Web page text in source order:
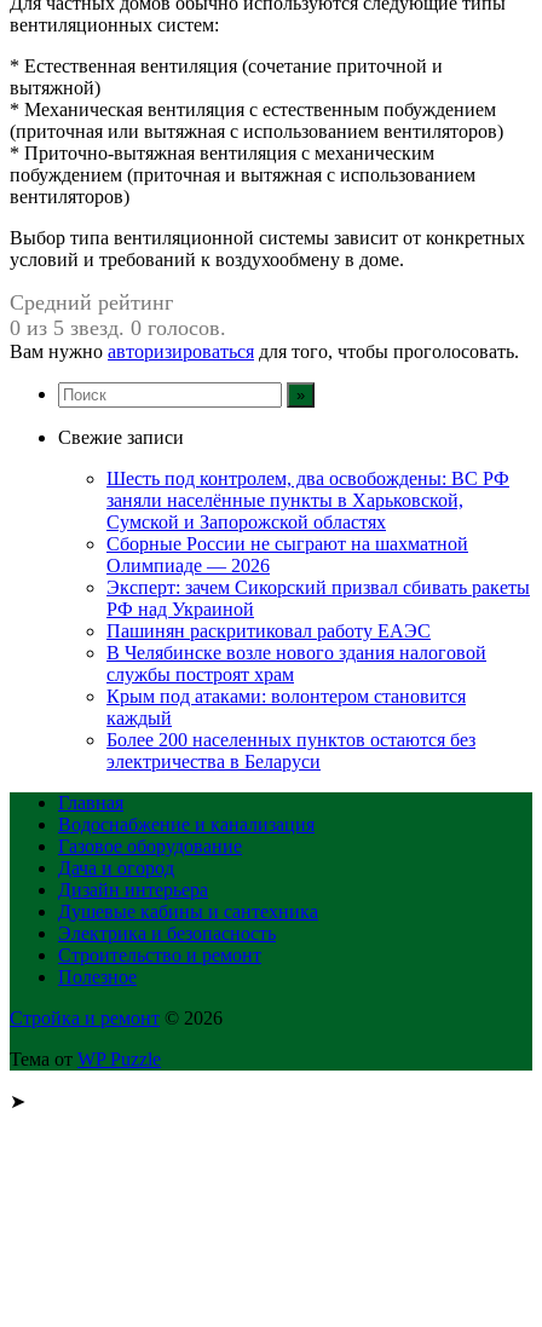
вентиляционных систем:
* Естественная вентиляция (сочетание приточной и
вытяжной)
* Механическая вентиляция с естественным побуждением
(приточная или вытяжная с использованием вентиляторов)
* Приточно-вытяжная вентиляция с механическим
побуждением (приточная и вытяжная с использованием
вентиляторов)
Выбор типа вентиляционной системы зависит от конкретных
условий и требований к воздухообмену в доме.
Средний рейтинг
0 из 5 звезд. 0 голосов.
Вам нужно авторизироваться для того, чтобы проголосовать.
Свежие записи
Шесть под контролем, два освобождены: ВС РФ
заняли населённые пункты в Харьковской,
Сумской и Запорожской областях
Сборные России не сыграют на шахматной
Олимпиаде — 2026
Эксперт: зачем Сикорский призвал сбивать ракеты
РФ над Украиной
Пашинян раскритиковал работу ЕАЭС
В Челябинске возле нового здания налоговой
службы построят храм
Крым под атаками: волонтером становится
каждый
Более 200 населенных пунктов остаются без
электричества в Беларуси
Главная
Водоснабжение и канализация
Газовое оборудование
Дача и огород
Дизайн интерьера
Душевые кабины и сантехника
Электрика и безопасность
Строительство и ремонт
Полезное
Стройка и ремонт © 2026
Тема от WP Puzzle
➤